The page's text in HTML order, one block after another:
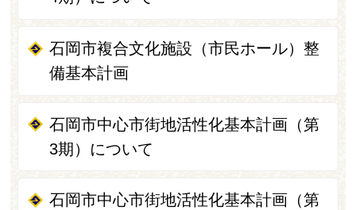
石岡市複合文化施設（市民ホール）整
備基本計画
石岡市中心市街地活性化基本計画（第
3期）について
石岡市中心市街地活性化基本計画（第